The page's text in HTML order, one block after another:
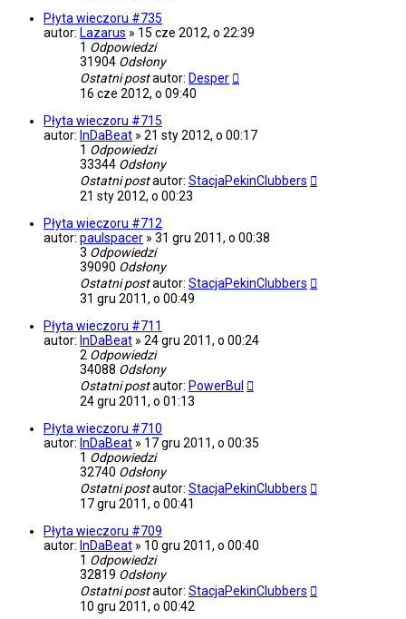
Płyta wieczoru #735
autor: Lazarus » 15 cze 2012, o 22:39
1 Odpowiedzi
31904 Odsłony
Ostatni postautor: Desper
16 cze 2012, o 09:40
Płyta wieczoru #715
autor: InDaBeat » 21 sty 2012, o 00:17
1 Odpowiedzi
33344 Odsłony
Ostatni postautor: StacjaPekinClubbers
21 sty 2012, o 00:23
Płyta wieczoru #712
autor: paulspacer » 31 gru 2011, o 00:38
3 Odpowiedzi
39090 Odsłony
Ostatni postautor: StacjaPekinClubbers
31 gru 2011, o 00:49
Płyta wieczoru #711
autor: InDaBeat » 24 gru 2011, o 00:24
2 Odpowiedzi
34088 Odsłony
Ostatni postautor: PowerBul
24 gru 2011, o 01:13
Płyta wieczoru #710
autor: InDaBeat » 17 gru 2011, o 00:35
1 Odpowiedzi
32740 Odsłony
Ostatni postautor: StacjaPekinClubbers
17 gru 2011, o 00:41
Płyta wieczoru #709
autor: InDaBeat » 10 gru 2011, o 00:40
1 Odpowiedzi
32819 Odsłony
Ostatni postautor: StacjaPekinClubbers
10 gru 2011, o 00:42